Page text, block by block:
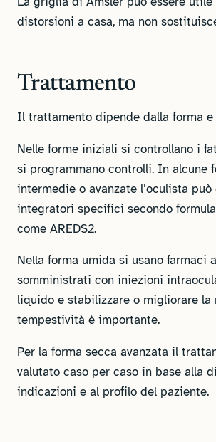
distorsioni a casa, ma non
Trattamento
Il trattamento dipende dalla forma
Nelle forme iniziali si controllano i
si programmano controlli. In alcune
intermedie o avanzate l’oculista
integratori specifici secondo
come AREDS2.
Nella forma umida si usano farmaci
somministrati con iniezioni
liquido e stabilizzare o migliorare la
tempestività è importante.
Per la forma secca avanzata il
valutato caso per caso in base alla
indicazioni e al profilo del paziente.